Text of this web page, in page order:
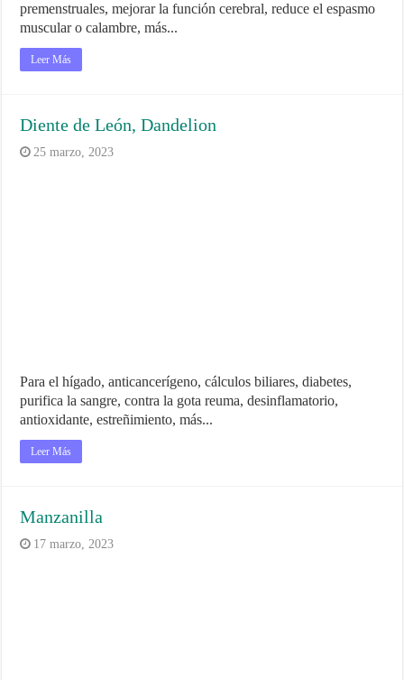
premenstruales, mejorar la función cerebral, reduce el espasmo
muscular o calambre, más...
Leer Más
Diente de León, Dandelion
25 marzo, 2023
Para el hígado, anticancerígeno, cálculos biliares, diabetes,
purifica la sangre, contra la gota reuma, desinflamatorio,
antioxidante, estreñimiento, más...
Leer Más
Manzanilla
17 marzo, 2023